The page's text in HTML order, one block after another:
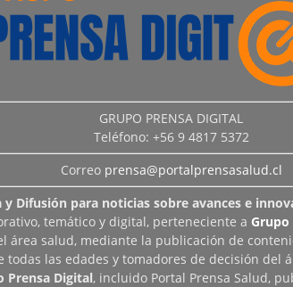
GRUPO PRENSA DIGITAL
Teléfono: +56 9 4817 5372
Correo prensa@portalprensasalud.cl
y Difusión para noticias sobre avances e
temático y digital, perteneciente a Grupo
área salud, mediante la publicación de
todas las edades y tomadores de decisión del
Prensa Digital, incluido Portal Prensa Salud,